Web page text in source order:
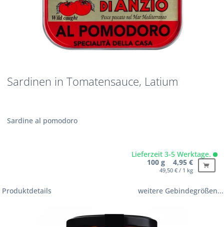
Sardinen in Tomatensauce, Latium
Sardine al pomodoro
Lieferzeit 3-5 Werktage.
100 g 4,95 €
49,50 € / 1 kg
Produktdetails weitere Gebindegrößen...